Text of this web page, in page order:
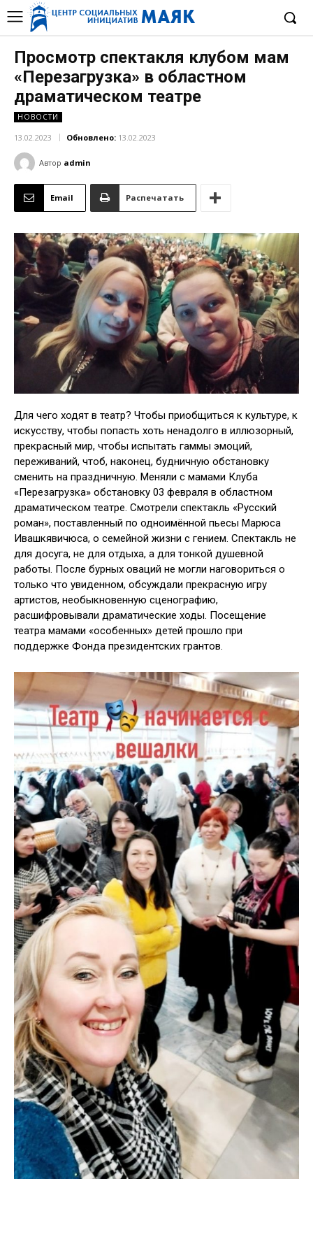
Просмотр спектакля клубом мам
«Перезагрузка» в областном
драматическом театре
НОВОСТИ
13.02.2023 Обновлено: 13.02.2023
Автор admin
Email Распечатать
Для чего ходят в театр? Чтобы приобщиться к культуре, к
искусству, чтобы попасть хоть ненадолго в иллюзорный,
прекрасный мир, чтобы испытать гаммы эмоций,
переживаний, чтоб, наконец, будничную обстановку
сменить на праздничную. Меняли с мамами Клуба
«Перезагрузка» обстановку 03 февраля в областном
драматическом театре. Смотрели спектакль «Русский
роман», поставленный по одноимённой пьесы Марюса
Ивашкявичюса, о семейной жизни с гением. Спектакль не
для досуга, не для отдыха, а для тонкой душевной
работы. После бурных оваций не могли наговориться о
только что увиденном, обсуждали прекрасную игру
артистов, необыкновенную сценографию,
расшифровывали драматические ходы. Посещение
театра мамами «особенных» детей прошло при
поддержке Фонда президентских грантов.